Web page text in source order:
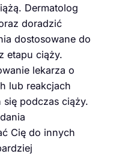
Dermatolog
doradzić
dostosowane do
etapu ciąży.
lekarza o
lub reakcjach
podczas ciąży.
Cię do innych